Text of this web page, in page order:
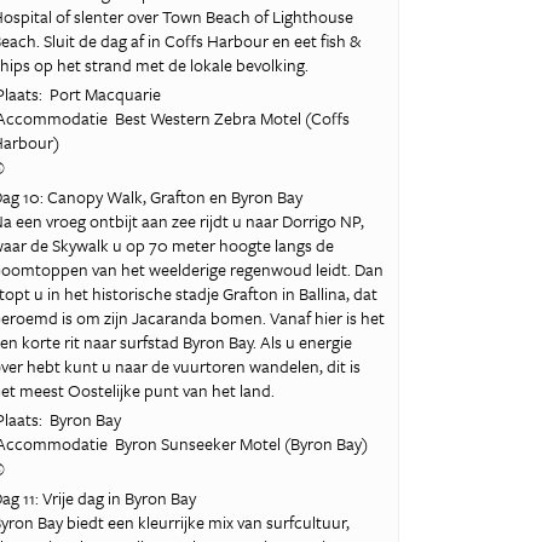
of slenter over Town Beach of Lighthouse
Sluit de dag af in Coffs Harbour en eet fish &
op het strand met de lokale bevolking.
Port Macquarie
Best Western Zebra Motel (Coffs
10: Canopy Walk, Grafton en Byron Bay
een vroeg ontbijt aan zee rijdt u naar Dorrigo NP,
de Skywalk u op 70 meter hoogte langs de
van het weelderige regenwoud leidt. Dan
u in het historische stadje Grafton in Ballina, dat
is om zijn Jacaranda bomen. Vanaf hier is het
korte rit naar surfstad Byron Bay. Als u energie
hebt kunt u naar de vuurtoren wandelen, dit is
meest Oostelijke punt van het land.
Byron Bay
Byron Sunseeker Motel (Byron Bay)
11: Vrije dag in Byron Bay
Bay biedt een kleurrijke mix van surfcultuur,